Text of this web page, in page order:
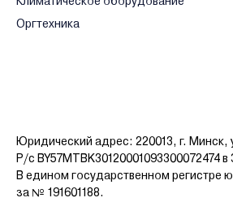
Оргтехника
Юридический адрес: 220013, г. Минск,
Р/с BY57MTBK30120001093300072474
В едином государственном регистре
за № 191601188.